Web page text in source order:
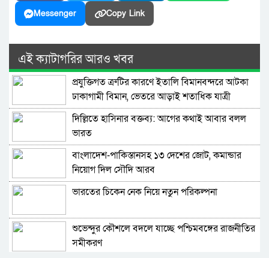
Messenger Copy Link
এই ক্যাটাগরির আরও খবর
প্রযুক্তিগত ত্রুটির কারণে ইতালি বিমানবন্দরে আটকা
ঢাকাগামী বিমান, ভেতরে আড়াই শতাধিক যাত্রী
দিল্লিতে হাসিনার বক্তব্য: আগের কথাই আবার বলল
ভারত
বাংলাদেশ-পাকিস্তানসহ ১৩ দেশের জোট, কমান্ডার
নিয়োগ দিল সৌদি আরব
ভারতের চিকেন নেক নিয়ে নতুন পরিকল্পনা
শুভেন্দুর কৌশলে বদলে যাচ্ছে পশ্চিমবঙ্গের রাজনীতির
সমীকরণ